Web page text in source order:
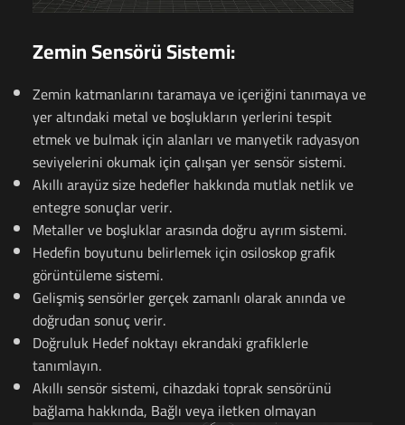
Zemin Sensörü Sistemi:
Zemin katmanlarını taramaya ve içeriğini tanımaya ve
yer altındaki metal ve boşlukların yerlerini tespit
etmek ve bulmak için alanları ve manyetik radyasyon
seviyelerini okumak için çalışan yer sensör sistemi.
Akıllı arayüz size hedefler hakkında mutlak netlik ve
entegre sonuçlar verir.
Metaller ve boşluklar arasında doğru ayrım sistemi.
Hedefin boyutunu belirlemek için osiloskop grafik
görüntüleme sistemi.
Gelişmiş sensörler gerçek zamanlı olarak anında ve
doğrudan sonuç verir.
Doğruluk Hedef noktayı ekrandaki grafiklerle
tanımlayın.
Akıllı sensör sistemi, cihazdaki toprak sensörünü
bağlama hakkında, Bağlı veya iletken olmayan